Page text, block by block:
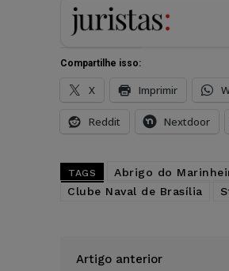
Compartilhe isso:
X Imprimir
Reddit Nextdoor
TAGS Abrigo do
Clube Naval de Brasília
Artigo anterior